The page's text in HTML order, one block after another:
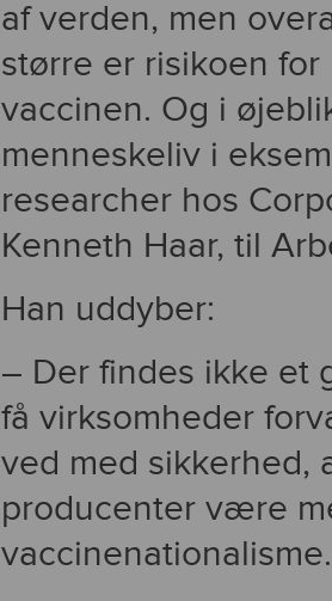
af verden, men
større er risikoen
vaccinen. Og i
menneskeliv i
researcher hos
Kenneth Haar, til
Han uddyber:
– Der findes ikke et
få virksomheder
ved med sikkerhed,
producenter være
vaccinenationalisme.